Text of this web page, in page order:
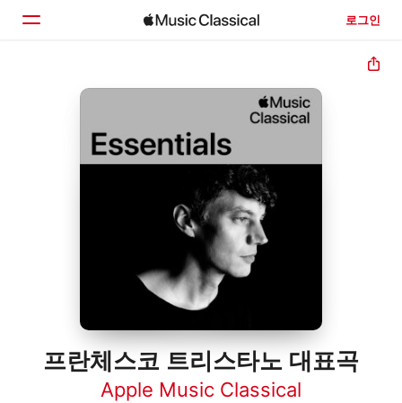
로그인
검색
프란체스코 트리스타노 대표곡
Apple Music Classical